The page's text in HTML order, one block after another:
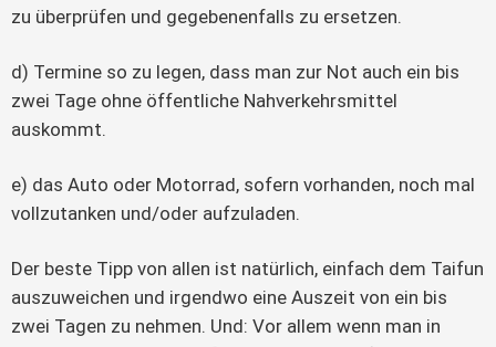
zu überprüfen und gegebenenfalls zu ersetzen.
d) Termine so zu legen, dass man zur Not auch ein bis
zwei Tage ohne öffentliche Nahverkehrsmittel
auskommt.
e) das Auto oder Motorrad, sofern vorhanden, noch mal
vollzutanken und/oder aufzuladen.
Der beste Tipp von allen ist natürlich, einfach dem Taifun
auszuweichen und irgendwo eine Auszeit von ein bis
zwei Tagen zu nehmen. Und: Vor allem wenn man in